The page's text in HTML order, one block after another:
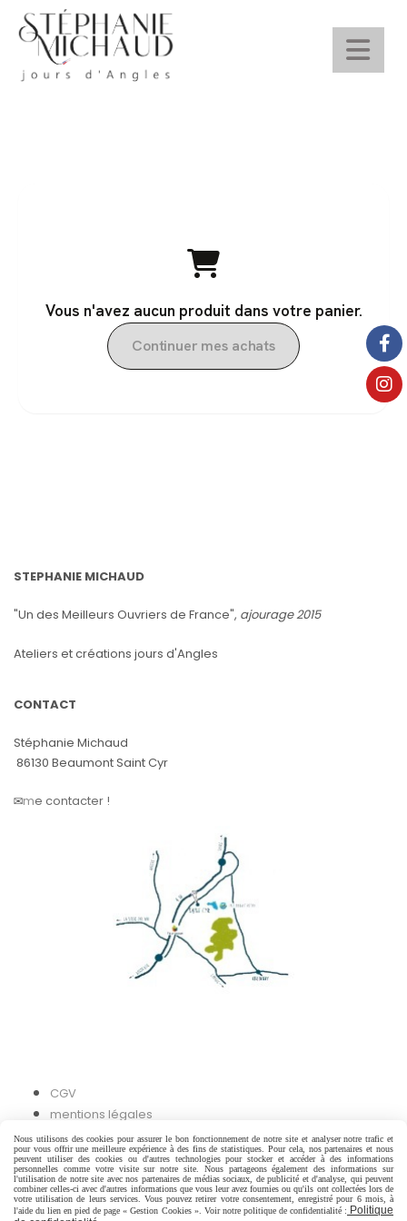
Vous n'avez aucun produit dans votre panier.
Continuer mes achats
STEPHANIE MICHAUD
"Un des Meilleurs Ouvriers de France", ajourage 2015
Ateliers et créations jours d'Angles
CONTACT
Stéphanie Michaud
86130 Beaumont Saint Cyr
✉️me contacter !
CGV
mentions légales
Facebook est désactivé. Autoriser
Panneau de gestion des cookies
Nous utilisons des cookies pour assurer le bon fonctionnement de notre site et analyser notre trafic et
pour vous offrir une meilleure expérience à des fins de statistiques. Pour cela, nos partenaires et nous
peuvent utiliser des cookies ou d'autres technologies pour stocker et accéder à des informations
personnelles comme votre visite sur notre site. Nous partageons également des informations sur
l'utilisation de notre site avec nos partenaires de médias sociaux, de publicité et d'analyse, qui peuvent
combiner celles-ci avec d'autres informations que vous leur avez fournies ou qu'ils ont collectées lors de
votre utilisation de leurs services. Vous pouvez retirer votre consentement, enregistré pour 6 mois, à
l'aide du lien en pied de page « Gestion Cookies ». Voir notre politique de confidentialité : Politique